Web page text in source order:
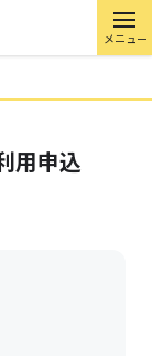
メニュー
用申込